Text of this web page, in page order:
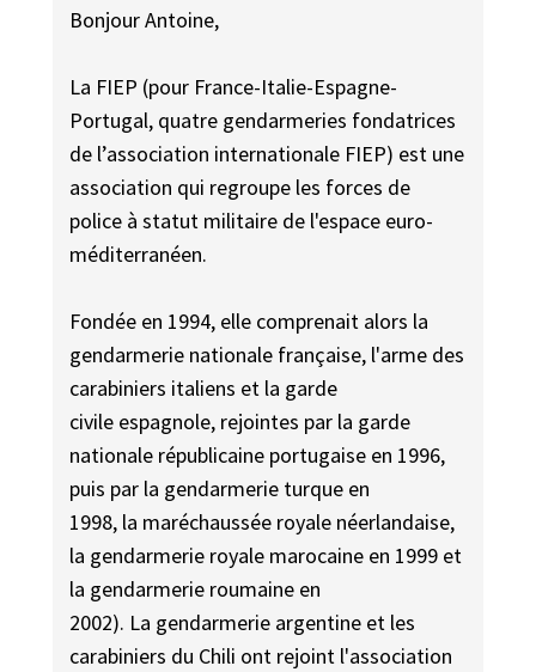
Bonjour Antoine,
La FIEP (pour France-Italie-Espagne-
Portugal, quatre gendarmeries fondatrices
de l’association internationale FIEP) est une
association qui regroupe les forces de
police à statut militaire de l'espace euro-
méditerranéen.
Fondée en 1994, elle comprenait alors la
gendarmerie nationale française, l'arme des
carabiniers italiens et la garde
civile espagnole, rejointes par la garde
nationale républicaine portugaise en 1996,
puis par la gendarmerie turque en
1998, la maréchaussée royale néerlandaise,
la gendarmerie royale marocaine en 1999 et
la gendarmerie roumaine en
2002). La gendarmerie argentine et les
carabiniers du Chili ont rejoint l'association